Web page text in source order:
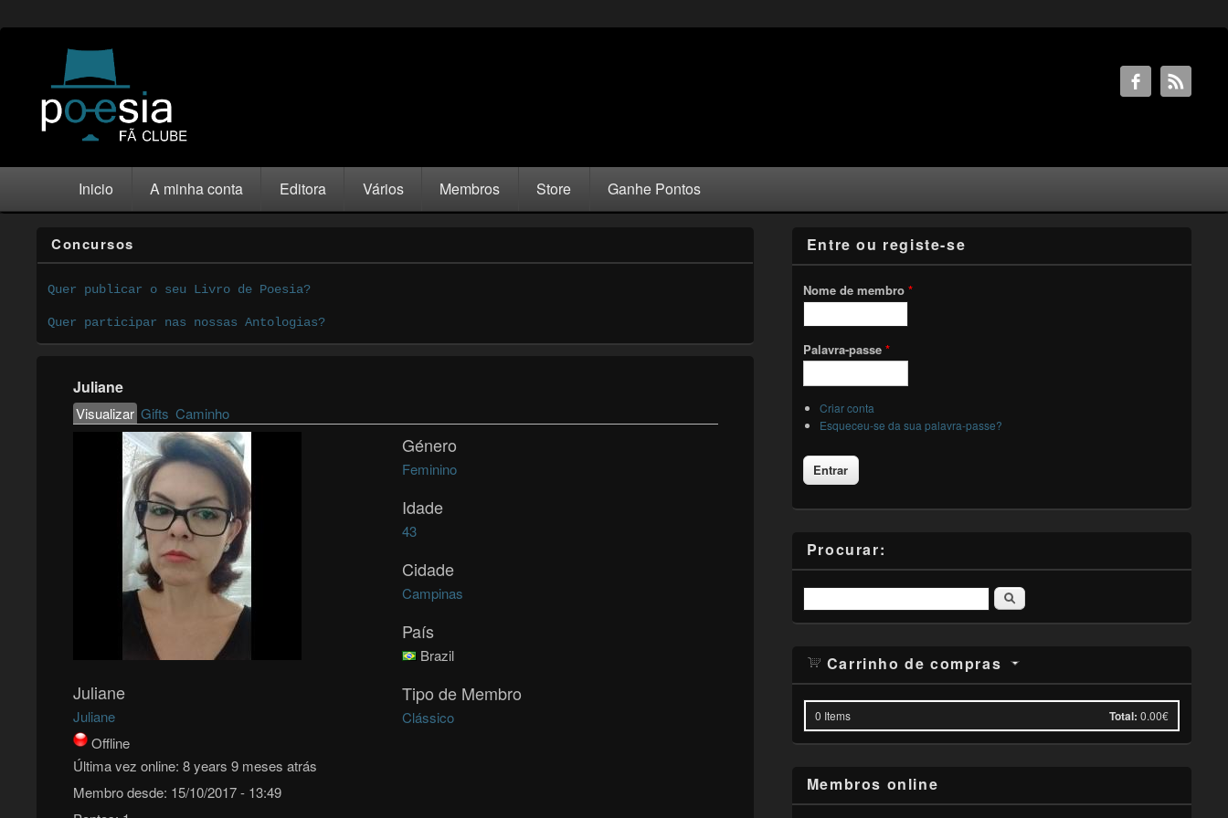
Inicio A minha conta Editora Vários Membros Store Ganhe Pontos
Concursos
Quer publicar o seu Livro de Poesia?
Quer participar nas nossas Antologias?
Juliane
Primary tabs
Visualizar(active tab)
Gifts Caminho
Juliane
Juliane
Offline
Última vez online: 8 years 9 meses atrás
Membro desde: 15/10/2017 - 13:49
Género
Feminino
Idade
43
Cidade
Campinas
País
Brazil
Tipo de Membro
Clássico
Entre ou registe-se
Nome de membro *
Palavra-passe *
Criar conta
Esqueceu-se da sua palavra-passe?
Procurar:
Pesquisar
Carrinho de compras
0 Items Total: 0.00€
Membros online